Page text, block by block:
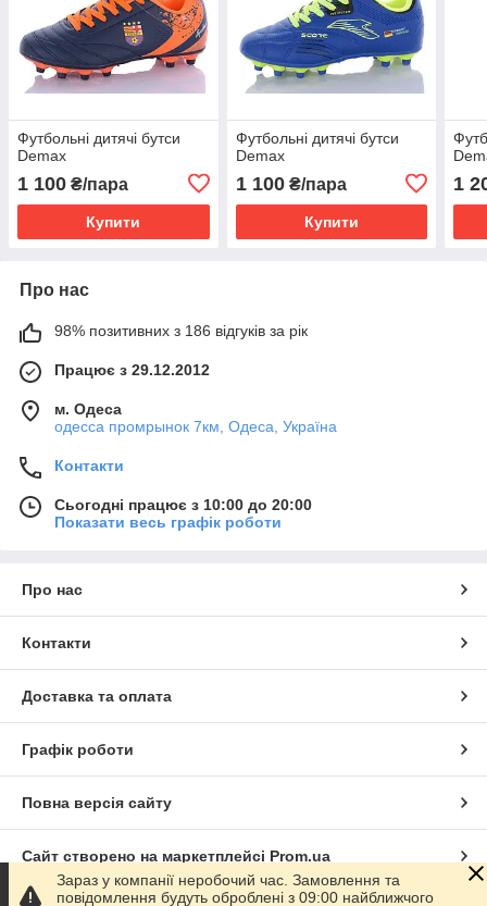
Футбольні дитячі бутси
Demax
1 100 ₴/пара
Купити
Футбольні дитячі бутси
Demax
1 100₴/пара
Купити
1
Про нас
98% позитивних з 186 відгуків за рік
Працює з 29.12.2012
м. Одеса
одесса промрынок 7км, Одеса, Україна
Контакти
Сьогодні працює з 10:00 до 20:00
Показати весь графік роботи
Про нас
Контакти
Доставка та оплата
Графік роботи
Повна версія сайту
Сайт створено на маркетплейсі Prom.ua
Зараз у компанії неробочий час. Замовлення та
повідомлення будуть оброблені з 09:00 найближчого